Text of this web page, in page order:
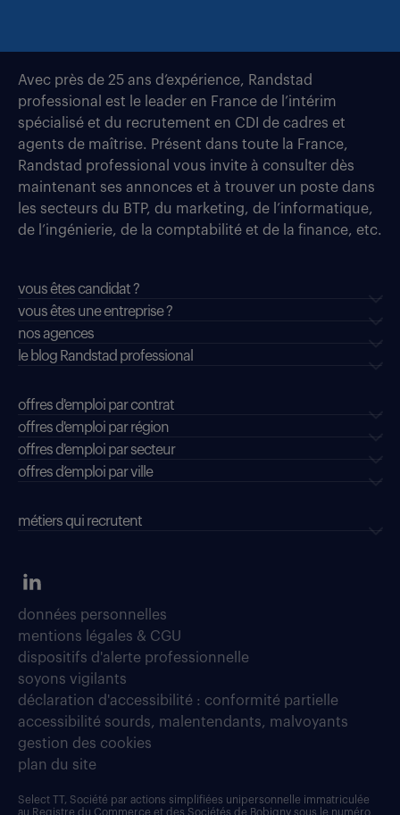
Avec près de 25 ans d’expérience, Randstad
professional est le leader en France de l’intérim
spécialisé et du recrutement en CDI de cadres et
agents de maîtrise. Présent dans toute la France,
Randstad professional vous invite à consulter dès
maintenant ses annonces et à trouver un poste dans
les secteurs du BTP, du marketing, de l’informatique,
de l’ingénierie, de la comptabilité et de la finance, etc.
vous êtes candidat ?
vous êtes une entreprise ?
nos agences
le blog Randstad professional
offres d'emploi par contrat
offres d'emploi par région
offres d'emploi par secteur
offres d’emploi par ville
métiers qui recrutent
données personnelles
mentions légales & CGU
dispositifs d'alerte professionnelle
soyons vigilants
déclaration d'accessibilité : conformité partielle
accessibilité sourds, malentendants, malvoyants
gestion des cookies
plan du site
Select TT, Société par actions simplifiées unipersonnelle immatriculée
au Registre du Commerce et des Sociétés de Bobigny sous le numéro